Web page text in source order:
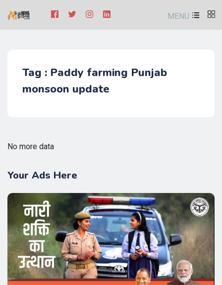
MENU
Tag : Paddy farming Punjab
monsoon update
No more data
Your Ads Here